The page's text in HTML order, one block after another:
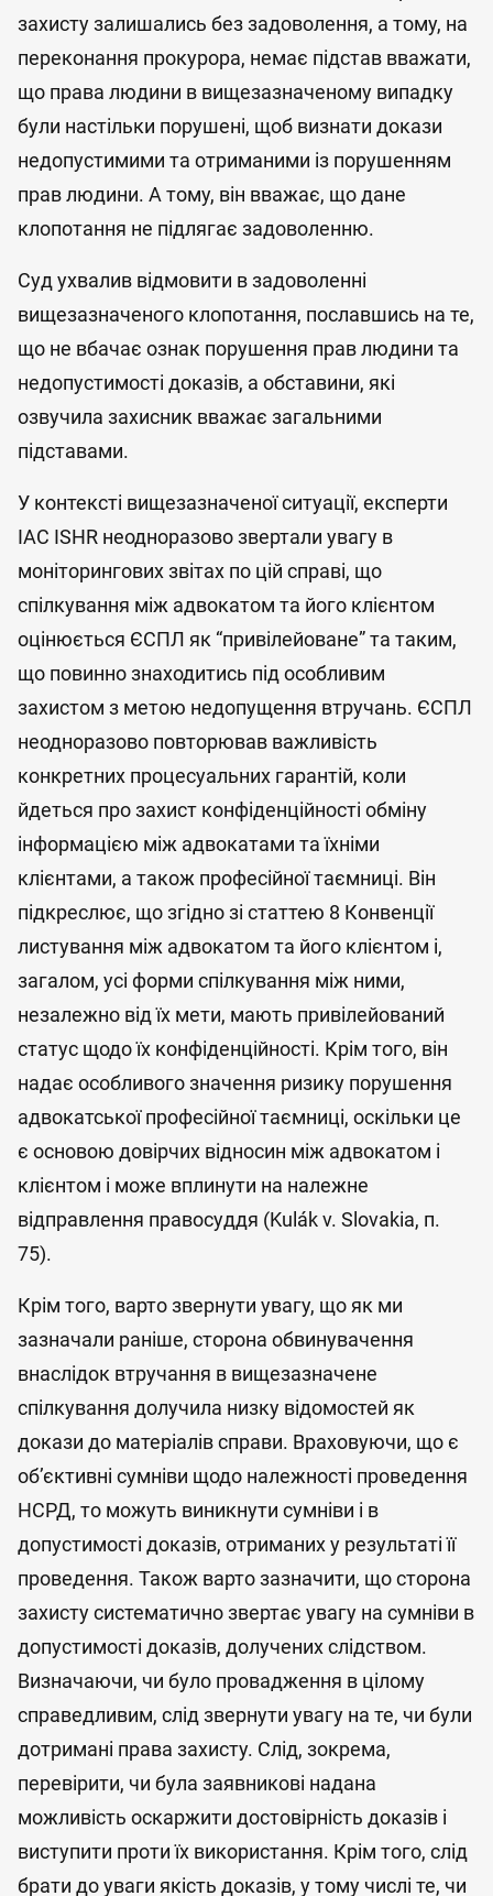
захисту залишались без задоволення, а тому, на
переконання прокурора, немає підстав вважати,
що права людини в вищезазначеному випадку
були настільки порушені, щоб визнати докази
недопустимими та отриманими із порушенням
прав людини. А тому, він вважає, що дане
клопотання не підлягає задоволенню.
Суд ухвалив відмовити в задоволенні
вищезазначеного клопотання, пославшись на те,
що не вбачає ознак порушення прав людини та
недопустимості доказів, а обставини, які
озвучила захисник вважає загальними
підставами.
У контексті вищезазначеної ситуації, експерти
IAC ISHR неодноразово звертали увагу в
моніторингових звітах по цій справі, що
спілкування між адвокатом та його клієнтом
оцінюється ЄСПЛ як “привілейоване” та таким,
що повинно знаходитись під особливим
захистом з метою недопущення втручань. ЄСПЛ
неодноразово повторював важливість
конкретних процесуальних гарантій, коли
йдеться про захист конфіденційності обміну
інформацією між адвокатами та їхніми
клієнтами, а також професійної таємниці. Він
підкреслює, що згідно зі статтею 8 Конвенції
листування між адвокатом та його клієнтом і,
загалом, усі форми спілкування між ними,
незалежно від їх мети, мають привілейований
статус щодо їх конфіденційності. Крім того, він
надає особливого значення ризику порушення
адвокатської професійної таємниці, оскільки це
є основою довірчих відносин між адвокатом і
клієнтом і може вплинути на належне
відправлення правосуддя (Kulák v. Slovakia, п.
75).
Крім того, варто звернути увагу, що як ми
зазначали раніше, сторона обвинувачення
внаслідок втручання в вищезазначене
спілкування долучила низку відомостей як
докази до матеріалів справи. Враховуючи, що є
об’єктивні сумніви щодо належності проведення
НСРД, то можуть виникнути сумніви і в
допустимості доказів, отриманих у результаті її
проведення. Також варто зазначити, що сторона
захисту систематично звертає увагу на сумніви в
допустимості доказів, долучених слідством.
Визначаючи, чи було провадження в цілому
справедливим, слід звернути увагу на те, чи були
дотримані права захисту. Слід, зокрема,
перевірити, чи була заявникові надана
можливість оскаржити достовірність доказів і
виступити проти їх використання. Крім того, слід
брати до уваги якість доказів, у тому числі те, чи